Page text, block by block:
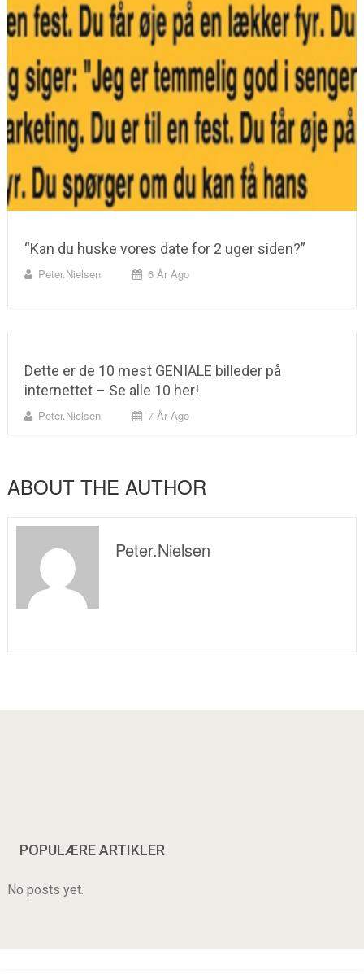
“Kan du huske vores date for 2 uger siden?”
Peter.nielsen 6 År Ago
Dette er de 10 mest GENIALE billeder på
internettet – Se alle 10 her!
Peter.nielsen 7 År Ago
ABOUT THE AUTHOR
Peter.nielsen
POPULÆRE ARTIKLER
No posts yet.